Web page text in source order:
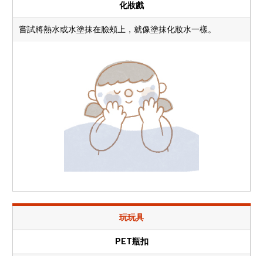
化妝戲
嘗試將熱水或水塗抹在臉頰上，就像塗抹化妝水一樣。
玩玩具
PET瓶扣